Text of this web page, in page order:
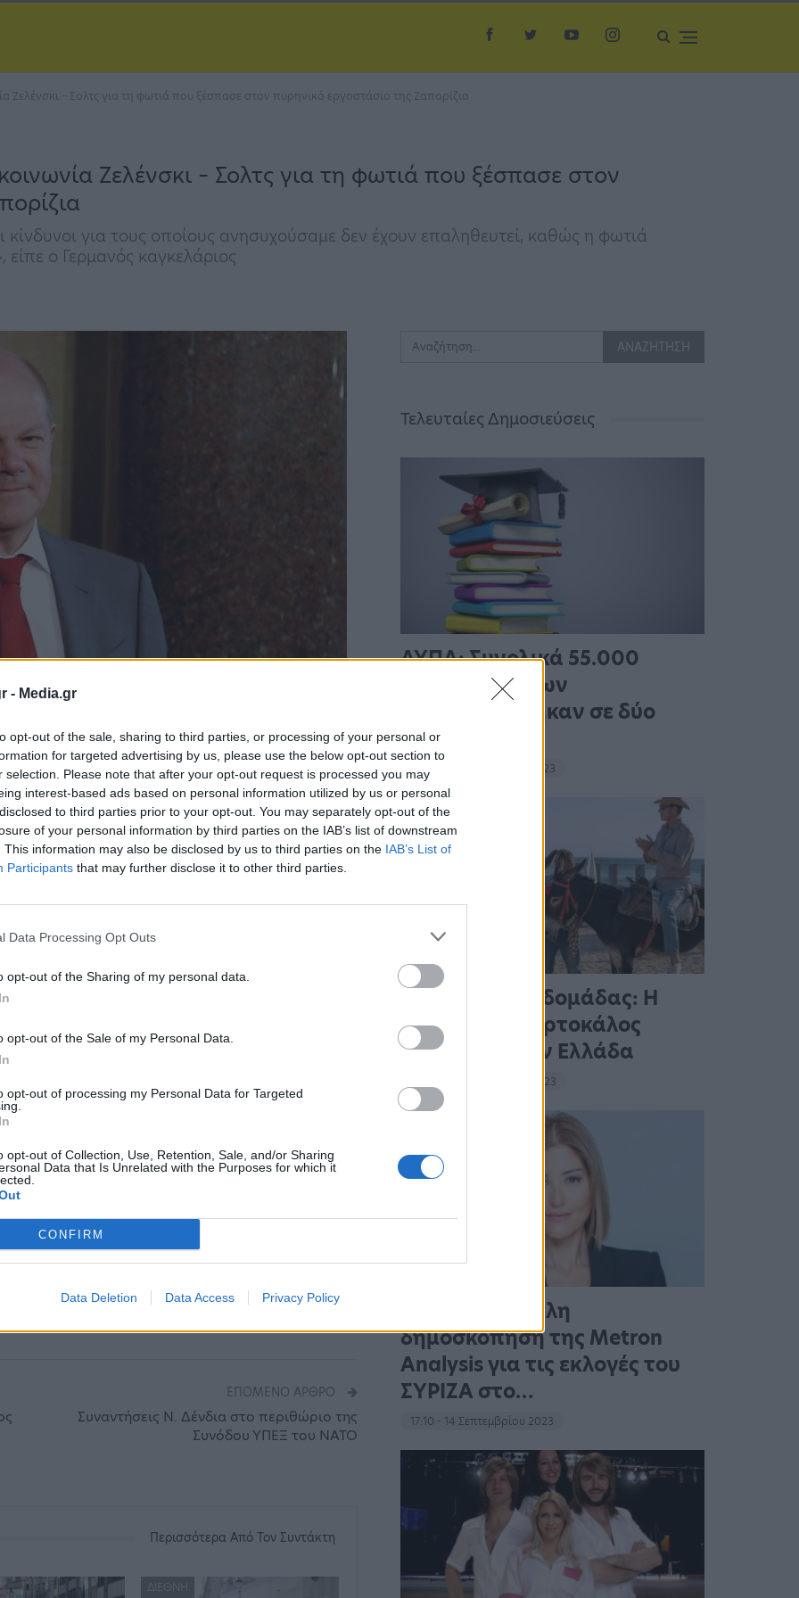
- Media.gr
opt-out of the sale, sharing to third parties, or processing of your personal or
for targeted advertising by us, please use the below opt-out section to
selection. Please note that after your opt-out request is processed you may
interest-based ads based on personal information utilized by us or personal
to third parties prior to your opt-out. You may separately opt-out of the
of your personal information by third parties on the IAB’s list of downstream
This information may also be disclosed by us to third parties on the IAB’s List of
Participants that may further disclose it to other third parties.
Data Processing Opt Outs
opt-out of the Sharing of my personal data.
opt-out of the Sale of my Personal Data.
opt-out of processing my Personal Data for Targeted
opt-out of Collection, Use, Retention, Sale, and/or Sharing
Data that Is Unrelated with the Purposes for which it
CONFIRM
Data Deletion Data Access Privacy Policy
Ζελένσκι – Σολτς για τη φωτιά που ξέσπασε στον πυρηνικό εργοστάσιο της Ζαπορίζια
Ζελένσκι – Σολτς για τη φωτιά που ξέσπασε στον
κίνδυνοι για τους οποίους ανησυχούσαμε δεν έχουν επαληθευτεί, καθώς η φωτιά
είπε ο Γερμανός καγκελάριος
Ζελένσκι είχε τη νύχτα ο Γερμανός
τον Ουκρανό πρόεδρο Βολοντίμιρ Ζελένσκι
της Ζαπορίζια κατά τη διάρκεια
συνέπειες δεν επαληθεύονται».
νύχτα, ο οποίος μου τηλεφώνησε», είπε ο
για τους οποίους ανησυχούσαμε δεν
σε ένα διοικητικό κτίριο».
ΕΠΌΜΕΝΟ ΆΡΘΡΟ
Συναντήσεις Ν. Δένδια στο περιθώριο της
Συνόδου ΥΠΕΞ του ΝΑΤΟ
Περισσότερα Από Τον Συντάκτη
ΔΙΕΘΝΉ
Τελευταίες Δημοσιεύσεις
ΔΥΠΑ: Συνολικά 55.000
voucher βιβλίων
ενεργοποιήθηκαν σε δύο
εβδομάδες
19:53 - 14 Σεπτεμβρίου 2023
Ταινίες της Εβδομάδας: Η
οικογένεια Πορτοκάλος
ταξιδεύει στην Ελλάδα
18:39 - 14 Σεπτεμβρίου 2023
Η πρώτη μεγάλη
δημοσκόπηση της Metron
Analysis για τις εκλογές του
ΣΥΡΙΖΑ στο…
17:10 - 14 Σεπτεμβρίου 2023